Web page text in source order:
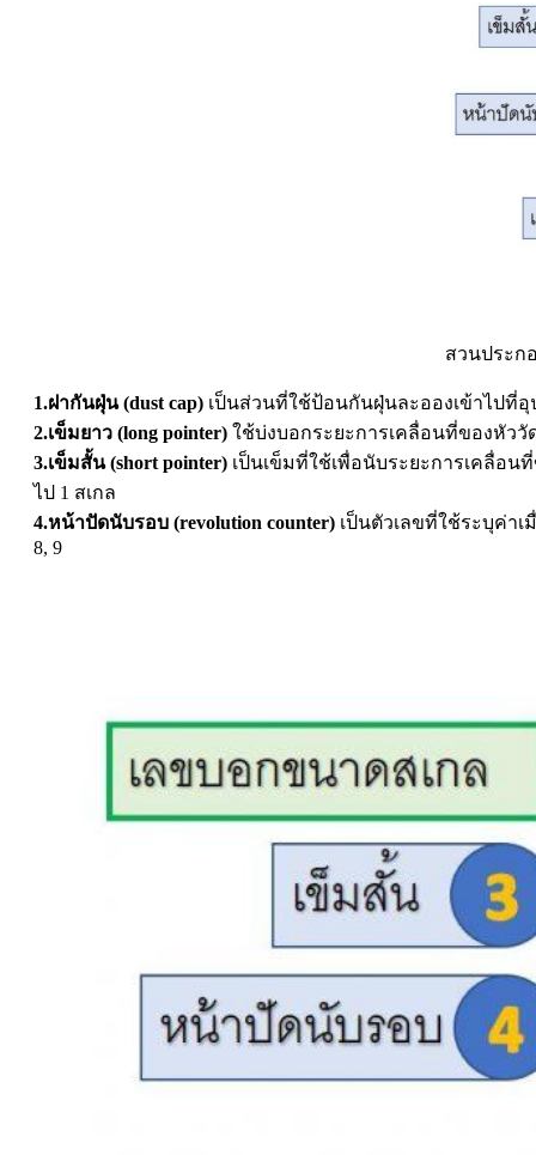
สวนประก
1.ฝากันฝุ่น (dust cap) เป็นส่วนที่ใช้ป้อนกันฝุ่นละอองเข้าไปที่
2.เข็มยาว (long pointer) ใช้บ่งบอกระยะการเคลื่อนที่ของหัววั
3.เข็มสั้น (short pointer) เป็นเข็มที่ใช้เพื่อนับระยะการเคลื่อน
ไป 1 สเกล
4.หน้าปัดนับรอบ (revolution counter) เป็นตัวเลขที่ใช้ระบุค่า
8, 9